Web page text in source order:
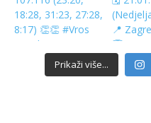
Prikaži više...